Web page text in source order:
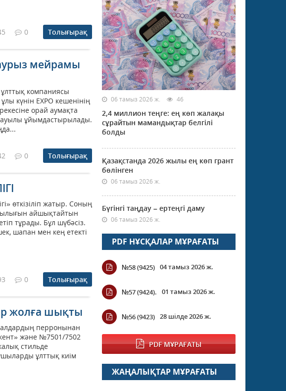
0 Толығырақ
мейрамы
компаниясы
күнін EXPO кешенінің
орай аумақта
ауылы ұйымдастырылады.
0 Толығырақ
өткізіліп жатыр. Соның
айшықтайтын
тұрады. Бұл шүбәсіз.
шапан мен кең етекті
0 Толығырақ
жолға шықты
перронынан
және №7501/7502
стильде
ұлттық киім
06 тамыз 2026 ж. 46
2,4 миллион теңге: ең көп жалақы
сұрайтын мамандықтар белгілі
болды
Қазақстанда 2026 жылы ең көп грант
бөлінген
06 тамыз 2026 ж.
Бүгінгі таңдау – ертеңгі даму
06 тамыз 2026 ж.
PDF НҰСҚАЛАР МҰРАҒАТЫ
№58 (9425) 04 тамыз 2026 ж.
№57 (9424). 01 тамыз 2026 ж.
№56 (9423) 28 шілде 2026 ж.
PDF МҰРАҒАТЫ
ЖАҢАЛЫҚТАР МҰРАҒАТЫ